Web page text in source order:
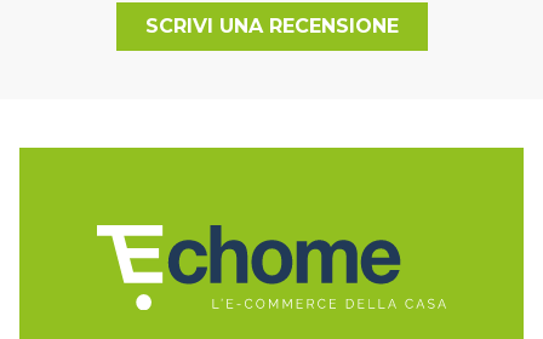
SCRIVI UNA RECENSIONE